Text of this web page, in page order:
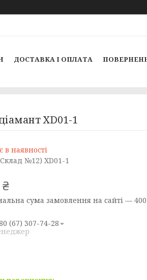
ДОСТАВКА І ОПЛАТА
XD01-1
в наявності
№12) XD01-1
сума замовлення на сайті —
(67) 307-74-28